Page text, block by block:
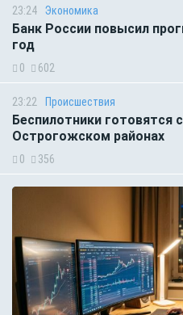
23:24 Экономика
Банк России повысил
год
0 602
23:22 Происшествия
Беспилотники готовятся
Острогожском районах
0 356